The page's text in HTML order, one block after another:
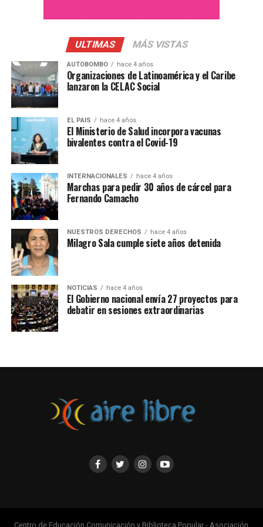
protestas ya tenemos 45 fallecidos. Una cifra realmente
alarmante y preocupante pero que a pesar de ello no ha
generado la reflexión del gobierno de la presidenta Dina
Boluarte”, lamentó.
Esta semana también se realizó en el Congreso, ubicado
en Lima, el acto de los ministros de la mandataria
peruana que busca legitimidad frente a los otros
poderes del Estado. El Congreso terminó respaldando al
actual gabinete de Boluarte.
Una de las principales críticas es que el acto se haya
realizado mientras el contexto del país está rodeado de
levantamientos populares y represión policial, con
fallecidos y miles de personas detenidas.
ULTIMAS MÁS VISTAS
AUTOBOMBO hace 4 años
Organizaciones de Latinoamérica y el Caribe
lanzaron la CELAC Social
EL PAIS hace 4 años
El Ministerio de Salud incorpora vacunas
bivalentes contra el Covid-19
INTERNACIONALES hace 4 años
Marchas para pedir 30 años de cárcel para
Fernando Camacho
NUESTROS DERECHOS hace 4 años
Milagro Sala cumple siete años detenida
NOTICIAS hace 4 años
El Gobierno nacional envía 27 proyectos para
debatir en sesiones extraordinarias
Centro de Educación Comunicación y Biblioteca Popular - Asociación